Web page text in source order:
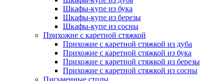
Шкафы-купе из бука
Шкафы-купе из березы
Шкафы-купе из сосны
Прихожие с каретной стяжкой
Прихожие с каретной стяжкой из дуба
Прихожие с каретной стяжкой из бука
Прихожие с каретной стяжкой из березы
Прихожие с каретной стяжкой из сосны
Письменные столы